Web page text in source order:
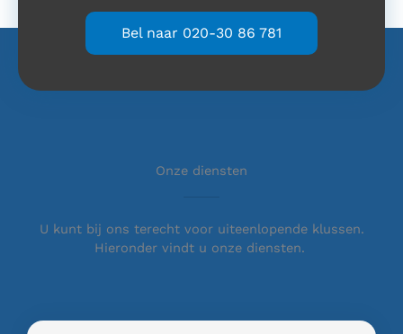
Bel naar 020-30 86 781
Onze diensten
U kunt bij ons terecht voor uiteenlopende klussen.
Hieronder vindt u onze diensten.